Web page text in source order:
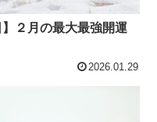
２月の最大最強開運
2026.01.29